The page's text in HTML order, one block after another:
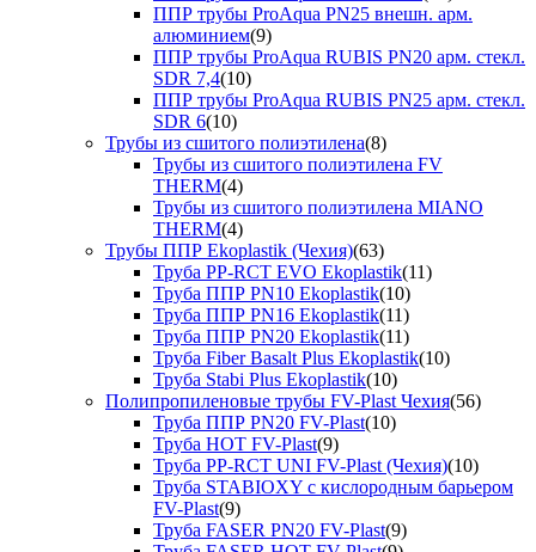
ППР трубы ProAqua PN25 внешн. арм.
алюминием(9)
ППР трубы ProAqua RUBIS PN20 арм. стекл.
SDR 7,4(10)
ППР трубы ProAqua RUBIS PN25 арм. стекл.
SDR 6(10)
Трубы из сшитого полиэтилена(8)
Трубы из сшитого полиэтилена FV
THERM(4)
Трубы из сшитого полиэтилена MIANO
THERM(4)
Трубы ППР Ekoplastik (Чехия)(63)
Труба PP-RCT EVO Ekoplastik(11)
Труба ППР PN10 Ekoplastik(10)
Труба ППР PN16 Ekoplastik(11)
Труба ППР PN20 Ekoplastik(11)
Труба Fiber Basalt Plus Ekoplastik(10)
Труба Stabi Plus Ekoplastik(10)
Полипропиленовые трубы FV-Plast Чехия(56)
Труба ППР PN20 FV-Plast(10)
Труба HOT FV-Plast(9)
Труба PP-RCT UNI FV-Plast (Чехия)(10)
Труба STABIOXY с кислородным барьером
FV-Plast(9)
Труба FASER PN20 FV-Plast(9)